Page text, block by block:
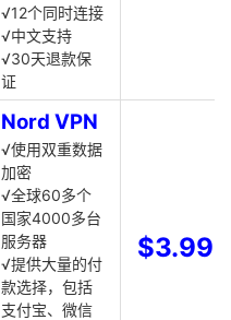
√12个同时连接
√中文支持
√30天退款保
证
Nord VPN
√使用双重数据
加密
√全球60多个
国家4000多台
服务器
√提供大量的付
款选择，包括
支付宝、微信
$3.99